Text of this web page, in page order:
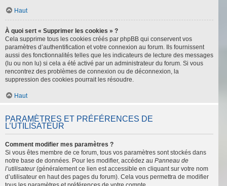
Haut
À quoi sert « Supprimer les cookies » ?
Cela supprime tous les cookies créés par phpBB qui conservent vos
paramètres d’authentification et votre connexion au forum. Ils fournissent
aussi des fonctionnalités telles que les indicateurs de lecture des messages
(lu ou non lu) si cela a été activé par un administrateur du forum. Si vous
rencontrez des problèmes de connexion ou de déconnexion, la
suppression des cookies pourrait les résoudre.
Haut
PARAMÈTRES ET PRÉFÉRENCES DE
L’UTILISATEUR
Comment modifier mes paramètres ?
Si vous êtes membre de ce forum, tous vos paramètres sont stockés dans
notre base de données. Pour les modifier, accédez au Panneau de
l’utilisateur(généralement ce lien est accessible en cliquant sur votre nom
d’utilisateur en haut des pages du forum). Cela vous permettra de modifier